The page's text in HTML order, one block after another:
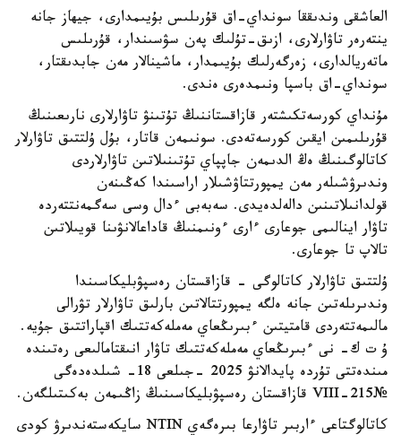
العاشقى وندىققا سونداي-اق قۇرىلىس بۇيىمدارى، جيھاز جانە
ينتەرەر تاۋارلارى، ازىق-تۇلىك پەن سۋسىندار، قۇرىلىس
ماتەريالدارى، زەرگەرلىك بۇيىمدار، ماشينالار مەن جابدىقتار،
سونداي-اق باسپا ونىمدەرى ەندى.
مۇنداي كورسەتكىشتەر قازاقستاننىڭ تۇتىنۋ تاۋارلارى نارىعىنىڭ
قۇرىلىمىن ايقىن كورسەتەدى. سونىمەن قاتار، بۇل ۇلتتىق تاۋارلار
كاتالوگىنىڭ ەڭ الدىمەن جاپپاي تۇتىنىلاتىن تاۋارلاردى
وندىرۋشىلەر مەن يمپورتتاۋشىلار اراسىندا كەڭىنەن
قولدانىلاتىنىن دالەلدەيدى. سەبەبى ءدال وسى سەگمەنتتەردە
تاۋار اينالىمى جوعارى ءارى ءونىمنىڭ قاداعالانۋىنا قويىلاتىن
تالاپ تا جوعارى.
ۇلتتىق تاۋارلار كاتالوگى - قازاقستان رەسپۋبليكاسىندا
وندىرىلەتىن جانە ەلگە يمپورتتالاتىن بارلىق تاۋارلار تۋرالى
مالىمەتتەردى قامتيتىن ءبىرىڭعاي مەملەكەتتىك اقپاراتتىق جۇيە.
ۇ ت ك- نى ءبىرىڭعاي مەملەكەتتىك تاۋار انىقتامالىعى رەتىندە
مىندەتتى تۇردە پايدالانۋ 2025 -جىلعى 18- شىلدەدەگى
№215-VIII قازاقستان رەسپۋبليكاسىنىڭ زاڭىمەن بەكىتىلگەن.
كاتالوگتاعى ءاربىر تاۋارعا بىرەگەي NTIN سايكەستەندىرۋ كودى